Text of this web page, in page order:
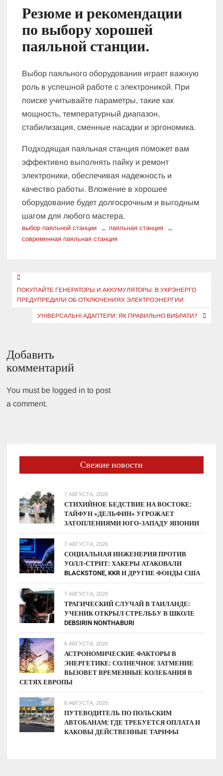
Резюме и рекомендации
по выбору хорошей
паяльной станции.
Выбор паяльного оборудования играет важную
роль в успешной работе с электроникой. При
поиске учитывайте параметры, такие как
мощность, температурный диапазон,
стабилизация, сменные насадки и эргономика.
Подходящая паяльная станция поможет вам
эффективно выполнять пайку и ремонт
электроники, обеспечивая надежность и
качество работы. Вложение в хорошее
оборудование будет долгосрочным и выгодным
шагом для любого мастера.
выбор паяльной станции
паяльная станция
современная паяльная станция
Навигация
по
записям
ПОКУПАЙТЕ ГЕНЕРАТОРЫ И АККУМУЛЯТОРЫ: В УКРЭНЕРГО
ПРЕДУПРЕДИЛИ ОБ ОТКЛЮЧЕНИЯХ ЭЛЕКТРОЭНЕРГИИ
УНІВЕРСАЛЬНІ АДАПТЕРИ: ЯК ПРАВИЛЬНО ВИБРАТИ?
Добавить
комментарий
You must be logged in to post
a comment.
Свежие новости
7 АВГУСТА, 2026
СТИХИЙНОЕ БЕДСТВИЕ НА ВОСТОКЕ:
ТАЙФУН «ДЕЛЬФИН» УГРОЖАЕТ
ЗАТОПЛЕНИЯМИ ЮГО-ЗАПАДУ ЯПОНИИ
7 АВГУСТА, 2026
СОЦИАЛЬНАЯ ИНЖЕНЕРИЯ ПРОТИВ
УОЛЛ-СТРИТ: ХАКЕРЫ АТАКОВАЛИ
BLACKSTONE, KKR И ДРУГИЕ ФОНДЫ США
7 АВГУСТА, 2026
ТРАГИЧЕСКИЙ СЛУЧАЙ В ТАИЛАНДЕ:
УЧЕНИК ОТКРЫЛ СТРЕЛЬБУ В ШКОЛЕ
DEBSIRIN NONTHABURI
6 АВГУСТА, 2026
АСТРОНОМИЧЕСКИЕ ФАКТОРЫ В
ЭНЕРГЕТИКЕ: СОЛНЕЧНОЕ ЗАТМЕНИЕ
ВЫЗОВЕТ ВРЕМЕННЫЕ КОЛЕБАНИЯ В
СЕТЯХ ЕВРОПЫ
6 АВГУСТА, 2026
ПУТЕВОДИТЕЛЬ ПО ПОЛЬСКИМ
АВТОБАНАМ: ГДЕ ТРЕБУЕТСЯ ОПЛАТА И
КАКОВЫ ДЕЙСТВЕННЫЕ ТАРИФЫ